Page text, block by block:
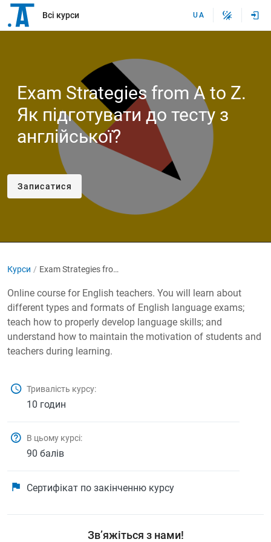
Всі курси UA
Exam Strategies from A to Z.
Як підготувати до тесту з
англійської?
Записатися
Курси Exam Strategies from A to Z. Як підготувати до тесту з англійської?
Online course for English teachers. You will learn about
different types and formats of English language exams;
teach how to properly develop language skills; and
understand how to maintain the motivation of students and
teachers during learning.
Тривалість курсу:
10 годин
В цьому курсі:
90 балів
Сертифікат по закінченню курсу
Зв’яжіться з нами!